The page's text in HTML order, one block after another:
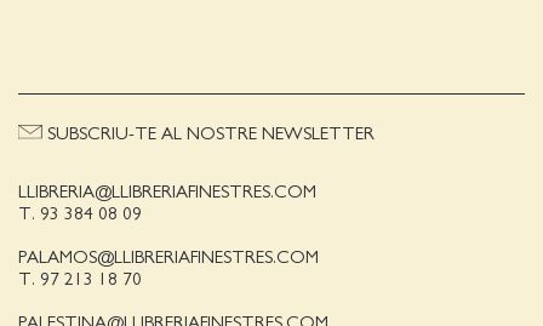
LLIBRERIA@LLIBRERIAFINESTRES.COM
T. 93 384 08 09
PALAMOS@LLIBRERIAFINESTRES.COM
T. 97 213 18 70
SUBSCRIU-TE AL NOSTRE NEWSLETTER